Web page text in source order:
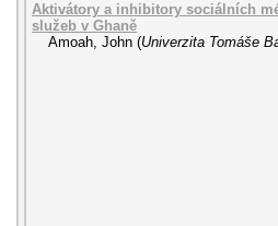
Aktivátory a inhibitory sociálních
služeb v Ghaně
Amoah, John (Univerzita Tomáše